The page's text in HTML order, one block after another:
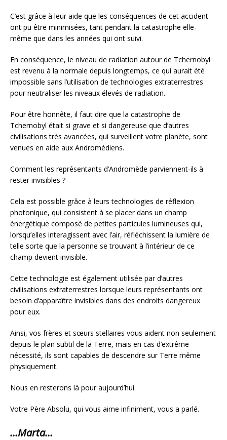
C’est grâce à leur aide que les conséquences de cet accident
ont pu être minimisées, tant pendant la catastrophe elle-
même que dans les années qui ont suivi.
En conséquence, le niveau de radiation autour de Tchernobyl
est revenu à la normale depuis longtemps, ce qui aurait été
impossible sans l’utilisation de technologies extraterrestres
pour neutraliser les niveaux élevés de radiation.
Pour être honnête, il faut dire que la catastrophe de
Tchernobyl était si grave et si dangereuse que d’autres
civilisations très avancées, qui surveillent votre planète, sont
venues en aide aux Andromédiens.
Comment les représentants d’Andromède parviennent-ils à
rester invisibles ?
Cela est possible grâce à leurs technologies de réflexion
photonique, qui consistent à se placer dans un champ
énergétique composé de petites particules lumineuses qui,
lorsqu’elles interagissent avec l’air, réfléchissent la lumière de
telle sorte que la personne se trouvant à l’intérieur de ce
champ devient invisible.
Cette technologie est également utilisée par d’autres
civilisations extraterrestres lorsque leurs représentants ont
besoin d’apparaître invisibles dans des endroits dangereux
pour eux.
Ainsi, vos frères et sœurs stellaires vous aident non seulement
depuis le plan subtil de la Terre, mais en cas d’extrême
nécessité, ils sont capables de descendre sur Terre même
physiquement.
Nous en resterons là pour aujourd’hui.
Votre Père Absolu, qui vous aime infiniment, vous a parlé.
…Marta…